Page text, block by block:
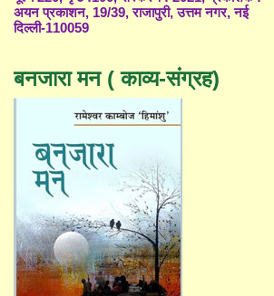
अयन प्रकाशन, 19/39, राजापुरी, उत्तम नगर, नई
दिल्ली-110059
बनजारा मन ( काव्य-संग्रह)